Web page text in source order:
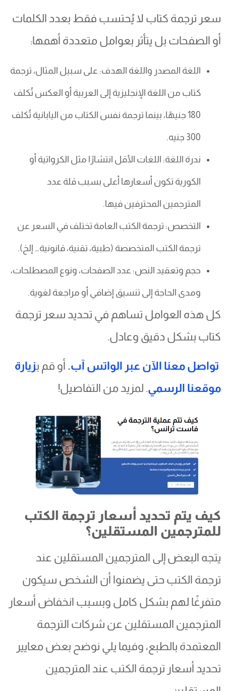
سعر ترجمة كتاب لا يُحتسب فقط بعدد الكلمات
أو الصفحات بل يتأثر بعوامل متعددة أهمها:
اللغة المصدر واللغة الهدف: على سبيل المثال، ترجمة
كتاب من اللغة الإنجليزية إلى العربية أو العكس تُكلف
180 جنيهًا، بينما ترجمة نفس الكتاب من اليابانية تُكلف
300 جنيه.
ندرة اللغة: اللغات الأقل انتشارًا مثل الكرواتية أو
الكورية تكون أسعارها أعلى بسبب قلة عدد
المترجمين المحترفين فيها.
التخصص: ترجمة الكتب العامة تختلف في السعر عن
ترجمة الكتب المتخصصة (طبية، تقنية، قانونية… إلخ).
حجم وتعقيد النص: عدد الصفحات، ونوع المصطلحات،
ومدى الحاجة إلى تنسيق إضافي أو مراجعة لغوية.
كل هذه العوامل تساهم في تحديد سعر ترجمة
كتاب بشكل دقيق وعادل.
تواصل معنا الآن عبر الواتس آب.أو قم ب زيارة
موقعنا الرسمي . لمزيد من التفاصيل!
كيف يتم تحديد أسعار ترجمة الكتب
للمترجمين المستقلين؟
يتجه البعض إلى المترجمين المستقلين عند
ترجمة الكتب حتى يضمنوا أن الشخص سيكون
متفرغًا لهم بشكل كامل وبسبب انخفاض أسعار
المترجمين المستقلين عن شركات الترجمة
المعتمدة بالطبع، وفيما يلي نوضح بعض معايير
تحديد أسعار ترجمة الكتب عند المترجمين